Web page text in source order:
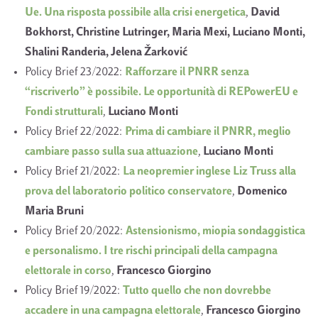
Ue. Una risposta possibile alla crisi energetica, David
Bokhorst, Christine Lutringer, Maria Mexi, Luciano Monti,
Shalini Randeria, Jelena Žarković
Policy Brief 23/2022: Rafforzare il PNRR senza
“riscriverlo” è possibile. Le opportunità di REPowerEU e
Fondi strutturali, Luciano Monti
Policy Brief 22/2022: Prima di cambiare il PNRR, meglio
cambiare passo sulla sua attuazione, Luciano Monti
Policy Brief 21/2022: La neopremier inglese Liz Truss alla
prova del laboratorio politico conservatore, Domenico
Maria Bruni
Policy Brief 20/2022: Astensionismo, miopia sondaggistica
e personalismo. I tre rischi principali della campagna
elettorale in corso, Francesco Giorgino
Policy Brief 19/2022:
Tutto quello che non dovrebbe
accadere in una campagna elettorale, Francesco Giorgino